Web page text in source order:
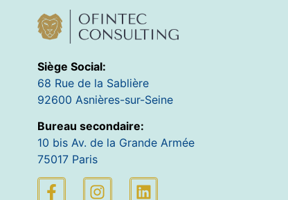
Siège Social:
68 Rue de la Sablière
92600 Asnières-sur-Seine
Bureau secondaire:
10 bis Av. de la Grande Armée
75017 Paris